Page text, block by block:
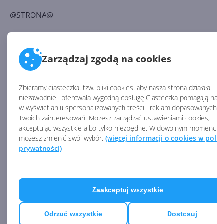
Zarządzaj zgodą na cookies
Zbieramy ciasteczka, tzw. pliki cookies, aby nasza strona działała
niezawodnie i oferowała wygodną obsługę.Ciasteczka pomagają
w wyświetlaniu spersonalizowanych treści i reklam
Twoich zainteresowań. Możesz zarządzać ustawieniami cookies,
akceptując wszystkie albo tylko niezbędne. W dowolnym
możesz zmienić swój wybór. (więcej informacji o cookies w
prywatności)
Odrzuć wszystkie Dostosuj
Zaakceptuj wszystkie
@STRONA@
Tak wygląda strona po pierwszym załadowaniu:
Po zaznaczeniu wybranych tytułów i kliknięciu
przycisku „wyślij", po przeładowaniu strony pojawią
się pola, w których możemy podać liczbę
egzemplarzy: